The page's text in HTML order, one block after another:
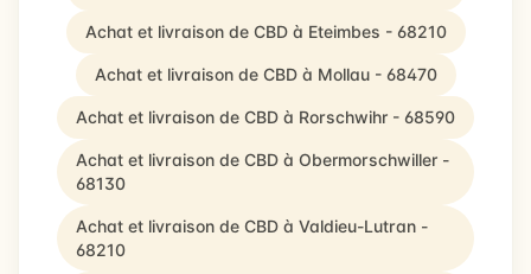
Achat et livraison de CBD à Eteimbes - 68210
Achat et livraison de CBD à Mollau - 68470
Achat et livraison de CBD à Rorschwihr - 68590
Achat et livraison de CBD à Obermorschwiller -
68130
Achat et livraison de CBD à Valdieu-Lutran -
68210